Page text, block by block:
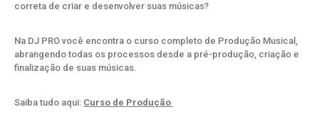
correta de criar e desenvolver suas músicas?
Na DJ PRO você encontra o curso completo de Produção Musical,
abrangendo todas os processos desde a pré-produção, criação e
finalização de suas músicas.
Saiba tudo aqui: Curso de Produção